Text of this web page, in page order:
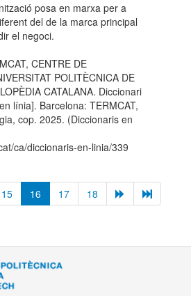
posa en marxa per a
del de la marca principal
el negoci.
CENTRE DE
POLITÈCNICA DE
CATALANA. Diccionari
línia]. Barcelona: TERMCAT,
cop. 2025. (Diccionaris en
ca/diccionaris-en-linia/339
15 16 17 18